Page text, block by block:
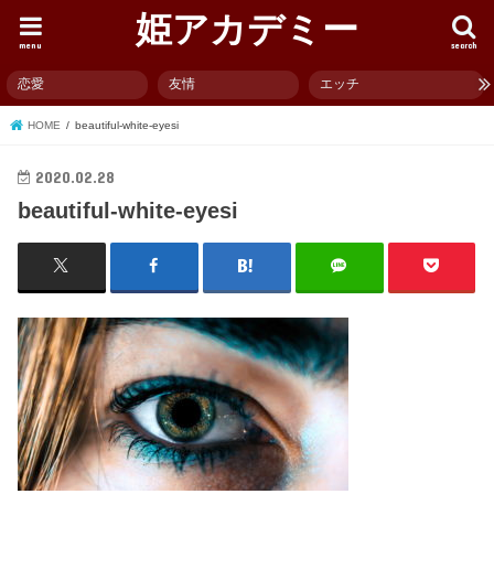
姫アカデミー search
menu
恋愛 友情 エッチ
HOME beautiful-white-eyesi
2020.02.28
beautiful-white-eyesi